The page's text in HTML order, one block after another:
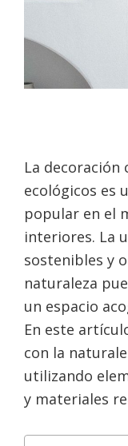
La decoración
ecológicos es
popular en el
interiores. La
sostenibles y
naturaleza
un espacio
En este
con la
utilizando
y materiales